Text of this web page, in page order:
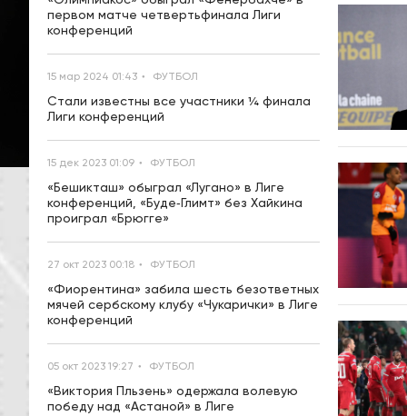
первом матче четвертьфинала Лиги
конференций
15 мар 2024 01:43 ФУТБОЛ
Стали известны все участники ¼ финала
Лиги конференций
15 дек 2023 01:09 ФУТБОЛ
«Бешикташ» обыграл «Лугано» в Лиге
конференций, «Буде‑Глимт» без Хайкина
проиграл «Брюгге»
27 окт 2023 00:18 ФУТБОЛ
«Фиорентина» забила шесть безответных
мячей сербскому клубу «Чукарички» в Лиге
конференций
05 окт 2023 19:27 ФУТБОЛ
«Виктория Пльзень» одержала волевую
победу над «Астаной» в Лиге